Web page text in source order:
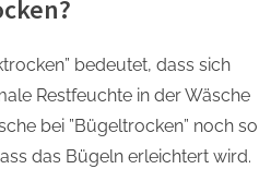
bedeutet, dass sich
Restfeuchte in der Wäsche
bei ”Bügeltrocken” noch so
das Bügeln erleichtert wird.